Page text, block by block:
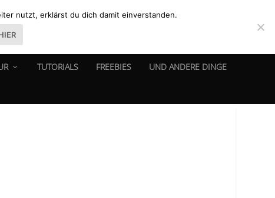
TUTORIALS FREEBIES UND ANDERE DINGE
nutzt, erklärst du dich damit einverstanden.